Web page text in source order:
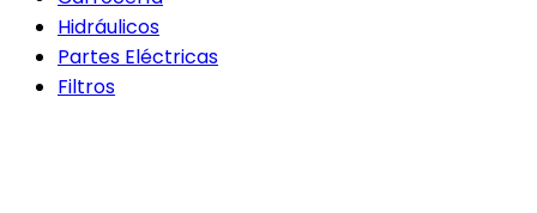
Hidráulicos
Partes Eléctricas
Filtros